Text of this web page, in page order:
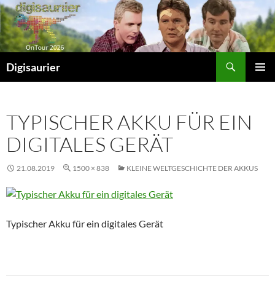
Zum
Inhalt
springen
Digisaurier
TYPISCHER AKKU FÜR EIN
DIGITALES GERÄT
21.08.2019 1500 × 838 KLEINE WELTGESCHICHTE DER AKKUS
Typischer Akku für ein digitales Gerät